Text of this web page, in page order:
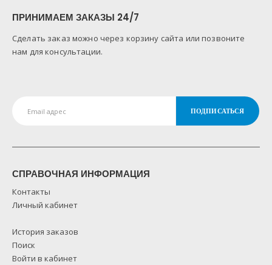
ПРИНИМАЕМ ЗАКАЗЫ 24/7
Сделать заказ можно через корзину сайта или позвоните
нам для консультации.
СПРАВОЧНАЯ ИНФОРМАЦИЯ
Контакты
Личный кабинет
История заказов
Поиск
Войти в кабинет